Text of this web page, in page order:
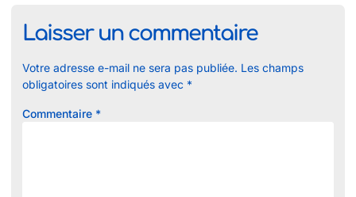
Laisser un commentaire
Votre adresse e-mail ne sera pas publiée. Les champs
obligatoires sont indiqués avec *
Commentaire *